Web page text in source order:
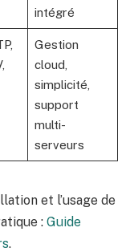
intégré
Gestion
cloud,
simplicité,
support
multi-
serveurs
et l’usage de
: Guide
.